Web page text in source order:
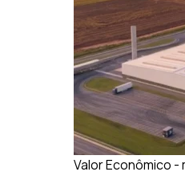
Valor Econômico -